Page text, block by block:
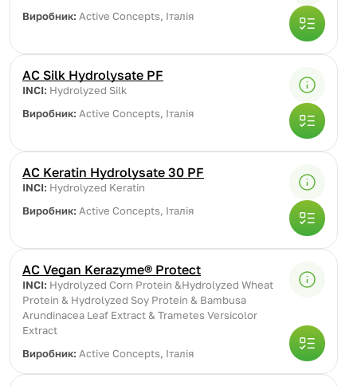
Виробник: Active Concepts, Італія
AC Silk Hydrolysate PF
INCI: Hydrolyzed Silk
Виробник: Active Concepts, Італія
AC Keratin Hydrolysate 30 PF
INCI: Hydrolyzed Keratin
Виробник: Active Concepts, Італія
AC Vegan Kerazyme® Protect
INCI: Hydrolyzed Corn Protein &Hydrolyzed Wheat
Protein & Hydrolyzed Soy Protein & Bambusa
Arundinacea Leaf Extract & Trametes Versicolor
Extract
Виробник: Active Concepts, Італія